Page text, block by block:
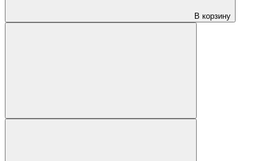
В корзину